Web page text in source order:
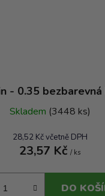
- 0.35
Skladem (3448 ks)
28,52 Kč včetně DPH
23,57 Kč / ks
DO